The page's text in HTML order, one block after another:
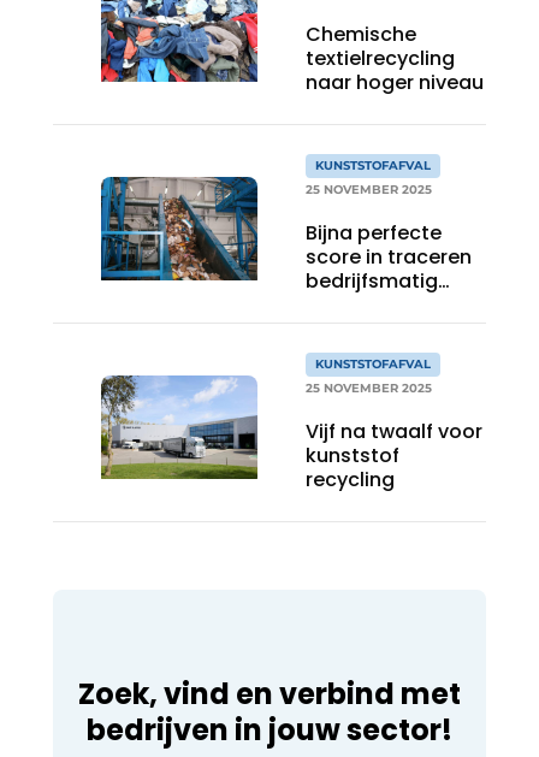
Houtafval
Metaalrecyclage
Papierafval
Chemische
textielrecycling
naar hoger niveau
KUNSTSTOFAFVAL
25 NOVEMBER 2025
Bijna perfecte
score in traceren
bedrijfsmatig
KUNSTSTOFAFVAL
25 NOVEMBER 2025
Vijf na twaalf voor
kunststof
recycling
Zoek, vind en verbind met
bedrijven in jouw sector!